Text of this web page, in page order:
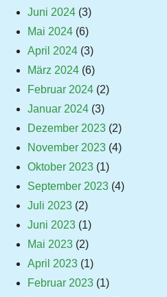
Juni 2024 (3)
Mai 2024 (6)
April 2024 (3)
März 2024 (6)
Februar 2024 (2)
Januar 2024 (3)
Dezember 2023 (2)
November 2023 (4)
Oktober 2023 (1)
September 2023 (4)
Juli 2023 (2)
Juni 2023 (1)
Mai 2023 (2)
April 2023 (1)
Februar 2023 (1)